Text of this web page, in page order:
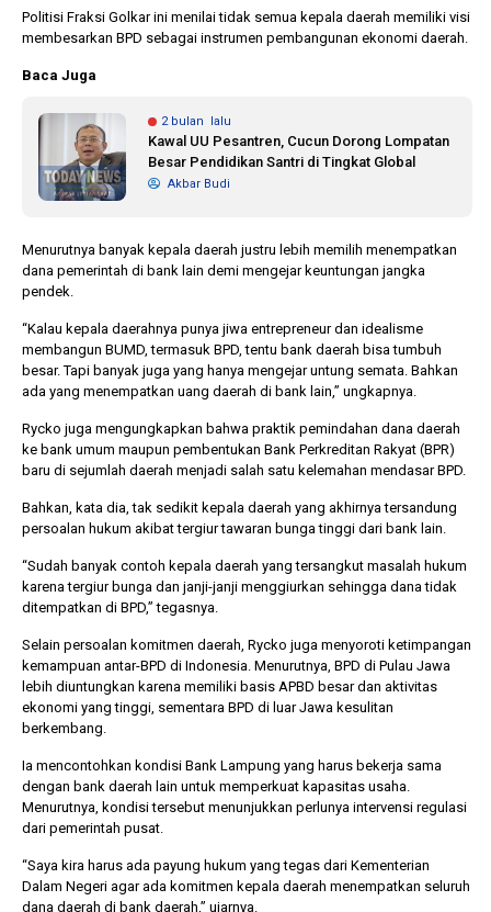
Politisi Fraksi Golkar ini menilai tidak semua kepala daerah memiliki visi
membesarkan BPD sebagai instrumen pembangunan ekonomi daerah.
Baca Juga
2 bulan lalu
Kawal UU Pesantren, Cucun Dorong Lompatan
Besar Pendidikan Santri di Tingkat Global
Akbar Budi
Menurutnya banyak kepala daerah justru lebih memilih menempatkan
dana pemerintah di bank lain demi mengejar keuntungan jangka
pendek.
“Kalau kepala daerahnya punya jiwa entrepreneur dan idealisme
membangun BUMD, termasuk BPD, tentu bank daerah bisa tumbuh
besar. Tapi banyak juga yang hanya mengejar untung semata. Bahkan
ada yang menempatkan uang daerah di bank lain,” ungkapnya.
Rycko juga mengungkapkan bahwa praktik pemindahan dana daerah
ke bank umum maupun pembentukan Bank Perkreditan Rakyat (BPR)
baru di sejumlah daerah menjadi salah satu kelemahan mendasar BPD.
Bahkan, kata dia, tak sedikit kepala daerah yang akhirnya tersandung
persoalan hukum akibat tergiur tawaran bunga tinggi dari bank lain.
“Sudah banyak contoh kepala daerah yang tersangkut masalah hukum
karena tergiur bunga dan janji-janji menggiurkan sehingga dana tidak
ditempatkan di BPD,” tegasnya.
Selain persoalan komitmen daerah, Rycko juga menyoroti ketimpangan
kemampuan antar-BPD di Indonesia. Menurutnya, BPD di Pulau Jawa
lebih diuntungkan karena memiliki basis APBD besar dan aktivitas
ekonomi yang tinggi, sementara BPD di luar Jawa kesulitan
berkembang.
Ia mencontohkan kondisi Bank Lampung yang harus bekerja sama
dengan bank daerah lain untuk memperkuat kapasitas usaha.
Menurutnya, kondisi tersebut menunjukkan perlunya intervensi regulasi
dari pemerintah pusat.
“Saya kira harus ada payung hukum yang tegas dari Kementerian
Dalam Negeri agar ada komitmen kepala daerah menempatkan seluruh
dana daerah di bank daerah,” ujarnya.